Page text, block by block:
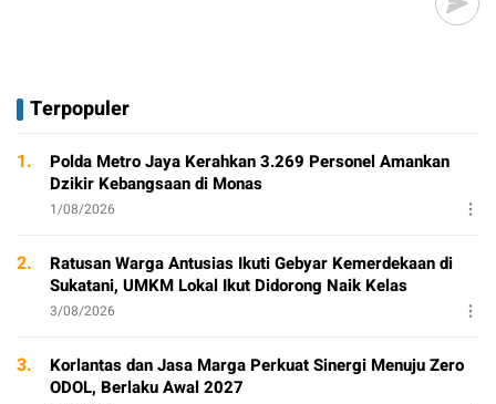
Terpopuler
1.
Polda Metro Jaya Kerahkan 3.269 Personel Amankan
Dzikir Kebangsaan di Monas
1/08/2026
2.
Ratusan Warga Antusias Ikuti Gebyar Kemerdekaan di
Sukatani, UMKM Lokal Ikut Didorong Naik Kelas
3/08/2026
3.
Korlantas dan Jasa Marga Perkuat Sinergi Menuju Zero
ODOL, Berlaku Awal 2027